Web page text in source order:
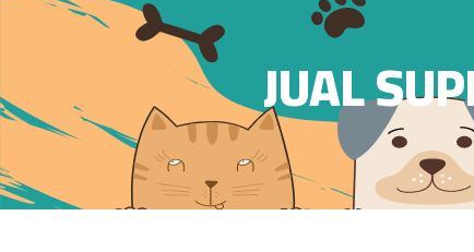
JUAL